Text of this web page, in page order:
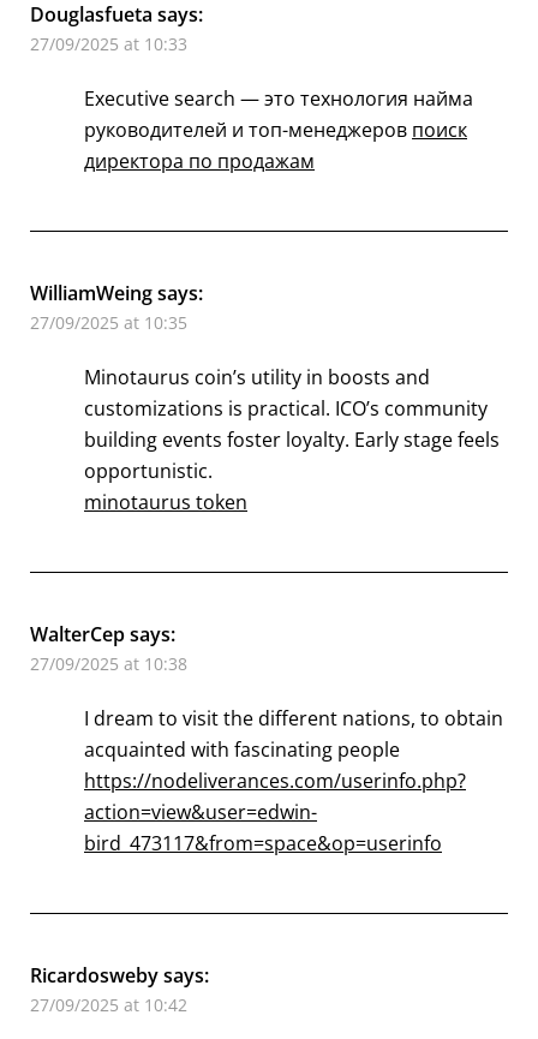
Douglasfueta says:
27/09/2025 at 10:33
Executive search — это технология найма
руководителей и топ-менеджеров поиск
директора по продажам
WilliamWeingsays:
27/09/2025 at 10:35
Minotaurus coin’s utility in boosts and
customizations is practical. ICO’s community
building events foster loyalty. Early stage feels
opportunistic.
minotaurus token
WalterCepsays:
27/09/2025 at 10:38
I dream to visit the different nations, to obtain
acquainted with fascinating people
https://nodeliverances.com/userinfo.php?
action=view&user=edwin-
bird_473117&from=space&op=userinfo
Ricardoswebysays:
27/09/2025 at 10:42